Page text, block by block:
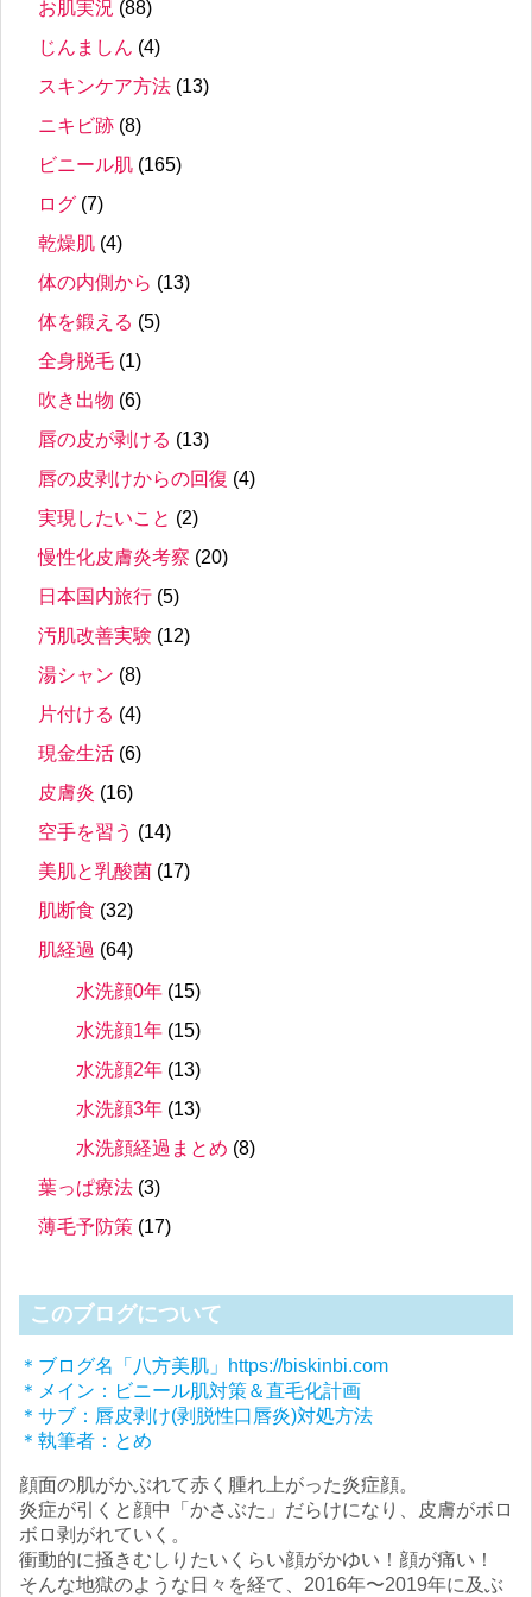
お肌実況 (88)
じんましん (4)
スキンケア方法 (13)
ニキビ跡 (8)
ビニール肌 (165)
ログ (7)
乾燥肌 (4)
体の内側から (13)
体を鍛える (5)
全身脱毛 (1)
吹き出物 (6)
唇の皮が剥ける (13)
唇の皮剥けからの回復 (4)
実現したいこと (2)
慢性化皮膚炎考察 (20)
日本国内旅行 (5)
汚肌改善実験 (12)
湯シャン (8)
片付ける (4)
現金生活 (6)
皮膚炎 (16)
空手を習う (14)
美肌と乳酸菌 (17)
肌断食 (32)
肌経過 (64)
水洗顔0年 (15)
水洗顔1年 (15)
水洗顔2年 (13)
水洗顔3年 (13)
水洗顔経過まとめ (8)
葉っぱ療法 (3)
薄毛予防策 (17)
このブログについて
＊ブログ名「八方美肌」https://biskinbi.com
＊メイン：ビニール肌対策＆直毛化計画
＊サブ：唇皮剥け(剥脱性口唇炎)対処方法
＊執筆者：とめ
顔面の肌がかぶれて赤く腫れ上がった炎症顔。
炎症が引くと顔中「かさぶた」だらけになり、皮膚がボロ
ボロ剥がれていく。
衝動的に掻きむしりたいくらい顔がかゆい！顔が痛い！
そんな地獄のような日々を経て、2016年〜2019年に及ぶ